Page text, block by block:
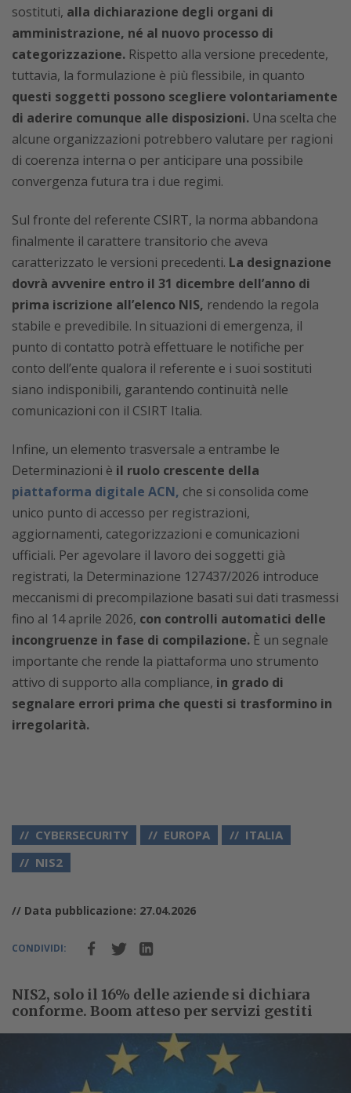
sostituti, alla dichiarazione degli organi di
amministrazione, né al nuovo processo di
categorizzazione. Rispetto alla versione precedente,
tuttavia, la formulazione è più flessibile, in quanto
questi soggetti possono scegliere volontariamente
di aderire comunque alle disposizioni. Una scelta che
alcune organizzazioni potrebbero valutare per ragioni
di coerenza interna o per anticipare una possibile
convergenza futura tra i due regimi.
Sul fronte del referente CSIRT, la norma abbandona
finalmente il carattere transitorio che aveva
caratterizzato le versioni precedenti. La designazione
dovrà avvenire entro il 31 dicembre dell’anno di
prima iscrizione all’elenco NIS, rendendo la regola
stabile e prevedibile. In situazioni di emergenza, il
punto di contatto potrà effettuare le notifiche per
conto dell’ente qualora il referente e i suoi sostituti
siano indisponibili, garantendo continuità nelle
comunicazioni con il CSIRT Italia.
Infine, un elemento trasversale a entrambe le
Determinazioni è il ruolo crescente della
piattaforma digitale ACN, che si consolida come
unico punto di accesso per registrazioni,
aggiornamenti, categorizzazioni e comunicazioni
ufficiali. Per agevolare il lavoro dei soggetti già
registrati, la Determinazione 127437/2026 introduce
meccanismi di precompilazione basati sui dati trasmessi
fino al 14 aprile 2026, con controlli automatici delle
incongruenze in fase di compilazione. È un segnale
importante che rende la piattaforma uno strumento
attivo di supporto alla compliance, in grado di
segnalare errori prima che questi si trasformino in
irregolarità.
CYBERSECURITY EUROPA
ITALIA
NIS2
// Data pubblicazione: 27.04.2026
CONDIVIDI:
NIS2, solo il 16% delle aziende si dichiara
conforme. Boom atteso per servizi gestiti